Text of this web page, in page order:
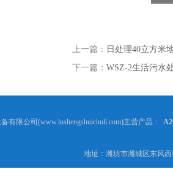
上一篇： 日处理40立方米
下一篇： WSZ-2生活污水
有限公司(www.lushengshuichuli.com)主营产品：
地址：潍坊市潍城区东风